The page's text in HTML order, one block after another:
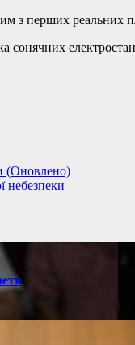
з перших реальних
сонячних
(Оновлено)
небезпеки